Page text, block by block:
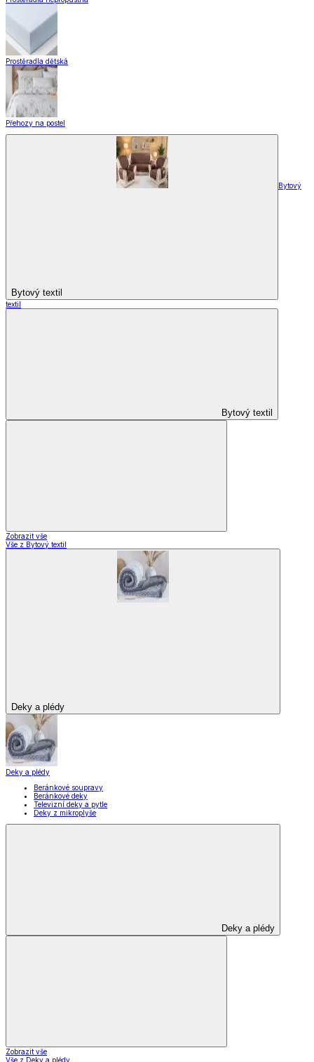
Prostěradla dětská
Přehozy na postel
Bytový textil
Bytový
textil
Bytový textil
Zobrazit vše
Vše z Bytový textil
Deky a plédy
Deky a plédy
Beránkové soupravy
Beránkové deky
Televizní deky a pytle
Deky z mikroplyše
Deky a plédy
Zobrazit vše
Vše z Deky a plédy